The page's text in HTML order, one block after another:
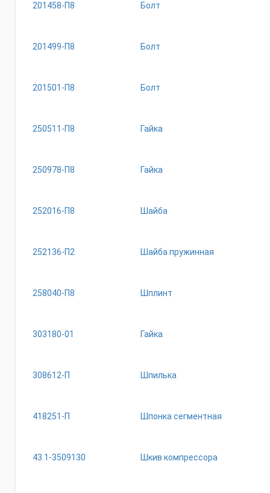
201458-П8 Болт
201499-П8 Болт
201501-П8 Болт
250511-П8 Гайка
250978-П8 Гайка
252016-П8 Шайба
252136-П2 Шайба пружинная
258040-П8 Шплинт
303180-01 Гайка
308612-П Шпилька
418251-П Шпонка сегментная
43.1-3509130 Шкив компрессора